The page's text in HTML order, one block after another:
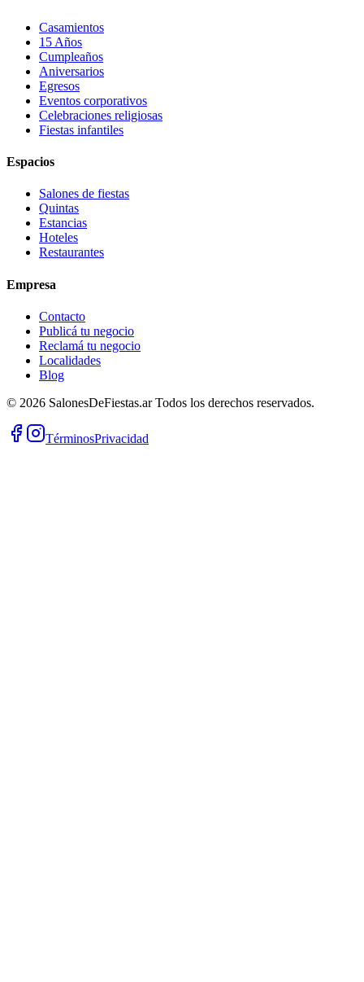
Casamientos
15 Años
Cumpleaños
Aniversarios
Egresos
Eventos corporativos
Celebraciones religiosas
Fiestas infantiles
Espacios
Salones de fiestas
Quintas
Estancias
Hoteles
Restaurantes
Empresa
Contacto
Publicá tu negocio
Reclamá tu negocio
Localidades
Blog
© 2026 SalonesDeFiestas.arTodos los derechos reservados.
TérminosPrivacidad